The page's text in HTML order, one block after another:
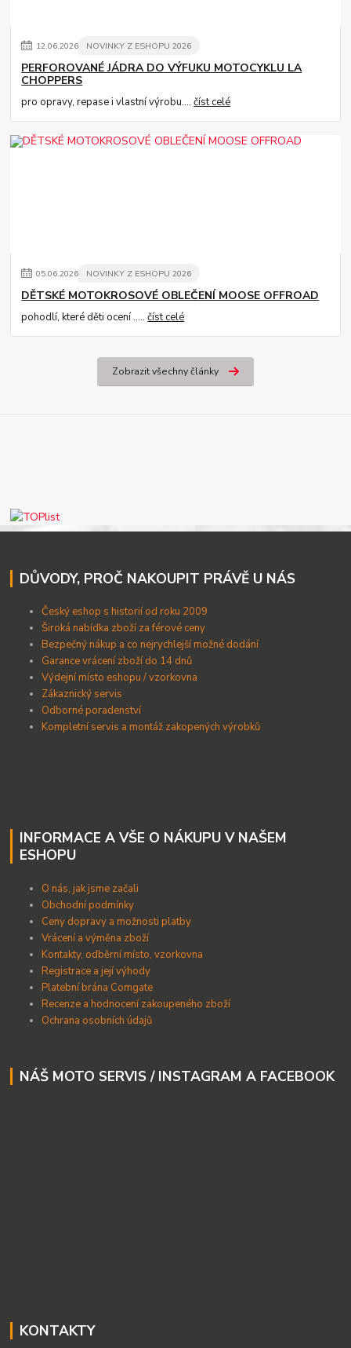
12.06.2026 NOVINKY Z ESHOPU 2026
PERFOROVANÉ JÁDRA DO VÝFUKU MOTOCYKLU LA
CHOPPERS
pro opravy, repase i vlastní výrobu....číst celé
05.06.2026 NOVINKY Z ESHOPU 2026
DĚTSKÉ MOTOKROSOVÉ OBLEČENÍ MOOSE OFFROAD
pohodlí, které děti ocení .....číst celé
Zobrazit všechny články
DŮVODY, PROČ NAKOUPIT PRÁVĚ U NÁS
Český eshop s historií od roku 2009
Široká nabídka zboží za férové ceny
Bezpečný nákup a co nejrychlejší možné dodání
Garance vrácení zboží do 14 dnů
Výdejní místo eshopu / vzorkovna
Zákaznický servis
Odborné poradenství
Kompletní servis a montáž zakopených výrobků
INFORMACE A VŠE O NÁKUPU V NAŠEM
ESHOPU
O nás, jak jsme začali
Obchodní podmínky
Ceny dopravy a možnosti platby
Vrácení a výměna zboží
Kontakty, odběrní místo, vzorkovna
Registrace a její výhody
Platební brána Comgate
Recenze a hodnocení zakoupeného zboží
Ochrana osobních údajů
NÁŠ MOTO SERVIS / INSTAGRAM A FACEBOOK
KONTAKTY